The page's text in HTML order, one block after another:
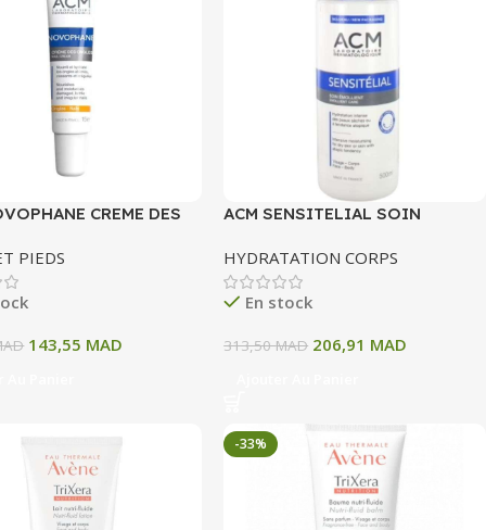
CREME DES
PIEDS
143,55 MAD
ACM SENSITELIAL SOIN
HYDRATATION CORPS
En stock
313,50MAD 206,91 MAD
-33%